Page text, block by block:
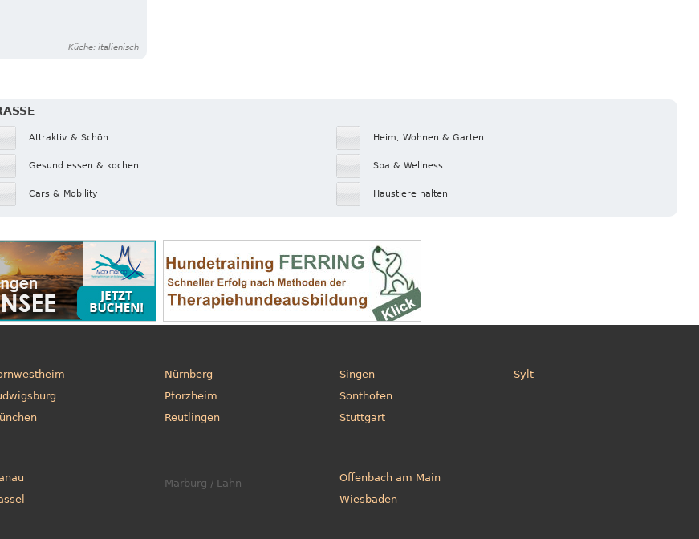
Küche: italienisch
Attraktiv & Schön
Gesund essen & kochen
Cars & Mobility
Heim, Wohnen & Garten
Spa & Wellness
Haustiere halten
Nürnberg
Pforzheim
Reutlingen
Singen
Sonthofen
Stuttgart
Sylt
Marburg / Lahn
Offenbach am Main
Wiesbaden